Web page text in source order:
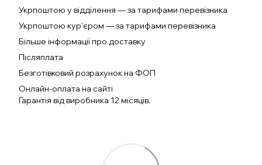
Укрпоштою у відділення — за тарифами перевізника
Укрпоштою кур'єром — за тарифами перевізника
Більше інформації про доставку
Післяплата
Безготівковий розрахунок на ФОП
Онлайн-оплата на сайті
Гарантія від виробника 12 місяців.